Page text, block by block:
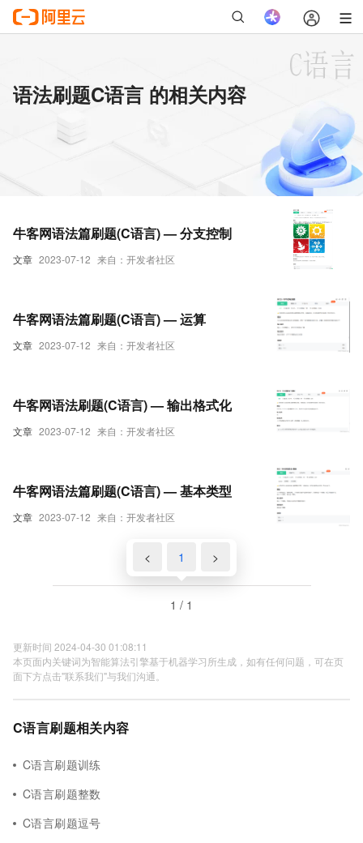
语法刷题C语言 的相关内容
文章 2023-07-12 来自：开发者社区
牛客网语法篇刷题(C语言) — 分支控制
文章 2023-07-12 来自：开发者社区
牛客网语法篇刷题(C语言) — 运算
文章 2023-07-12 来自：开发者社区
牛客网语法刷题(C语言) — 输出格式化
文章 2023-07-12 来自：开发者社区
牛客网语法篇刷题(C语言) — 基本类型
< 1 >
1 / 1
更新时间 2024-04-30 01:08:11
本页面内关键词为智能算法引擎基于机器学习所生成，如有任何问题，可在页
面下方点击"联系我们"与我们沟通。
C语言刷题相关内容
C语言刷题训练
C语言刷题整数
C语言刷题逗号